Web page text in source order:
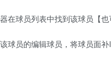
在球员列表中找到该球员【也
球员的编辑球员，将球员面